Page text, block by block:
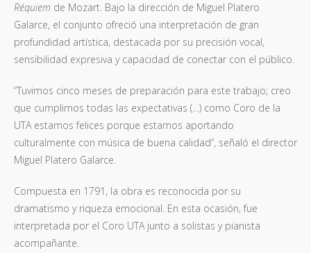
Réquiem de Mozart. Bajo la dirección de Miguel Platero
Galarce, el conjunto ofreció una interpretación de gran
profundidad artística, destacada por su precisión vocal,
sensibilidad expresiva y capacidad de conectar con el público.
“Tuvimos cinco meses de preparación para este trabajo; creo
que cumplimos todas las expectativas (…) como Coro de la
UTA estamos felices porque estamos aportando
culturalmente con música de buena calidad”, señaló el director
Miguel Platero Galarce.
Compuesta en 1791, la obra es reconocida por su
dramatismo y riqueza emocional. En esta ocasión, fue
interpretada por el Coro UTA junto a solistas y pianista
acompañante.